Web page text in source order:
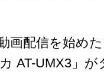
画配信を始め
AT-UMX3」